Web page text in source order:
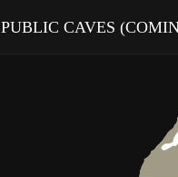
PUBLIC CAVES